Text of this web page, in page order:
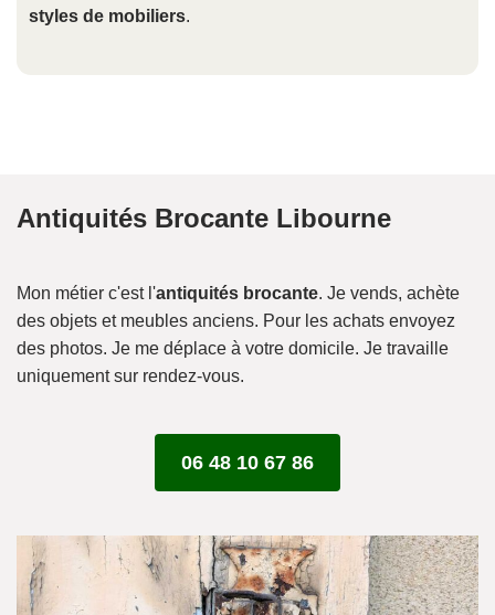
styles de mobiliers.
Antiquités Brocante Libourne
Mon métier c'est l'antiquités brocante. Je vends, achète
des objets et meubles anciens. Pour les achats envoyez
des photos. Je me déplace à votre domicile. Je travaille
uniquement sur rendez-vous.
06 48 10 67 86